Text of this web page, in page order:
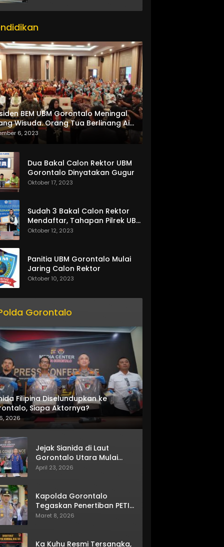
BEM UBM Gorontalo Meningal
Wisuda. Orang Tua Berlinang Air
Menerima SKL dan Pemasangan
6, 2023
Dua Bakal Calon Rektor UBM
Gorontalo Dinyatakan Gugur
Oktober 17, 2023
Sudah 3 Bakal Calon Rektor
Mendaftar, Tahapan Pilrek UBM
Gorontalo Makin Seru
Oktober 12, 2023
Panitia UBM Gorontalo Mulai
Jaring Calon Rektor
Oktober 10, 2023
Gorontalo
Filipina Diselundupkan ke
Siapa Aktornya?
2026
Jejak Sianida di Laut
Gorontalo Utara Mulai
Terkuak
April 23, 2026
Kapolda Gorontalo
Tegaskan Penertiban PETI
Terus Berjalan
Maret 8, 2026
Ka Kuhu Resmi Tersangka,